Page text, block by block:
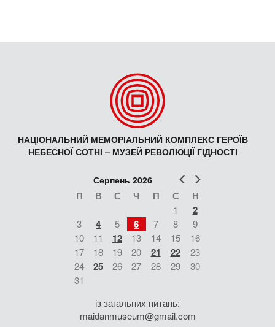
НАЦІОНАЛЬНИЙ МЕМОРІАЛЬНИЙ КОМПЛЕКС ГЕРОЇВ
НЕБЕСНОЇ СОТНІ – МУЗЕЙ РЕВОЛЮЦІЇ ГІДНОСТІ
Попер
Серпень 2026
П В С Ч П С Н
1 2
3 4 5 6 7 8
9
10
11 12 13 14 15
16
17
18 19 20 21 22
23
24
25 26 27 28 29
30
31
із загальних питань:
maidanmuseum@gmail.com